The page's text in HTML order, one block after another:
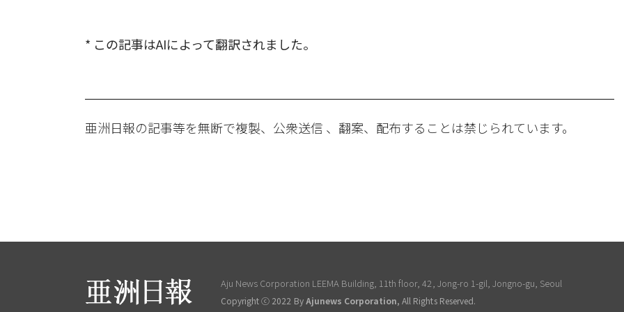
* この記事はAIによって翻訳されました。
亜洲日報の記事等を無断で複製、公衆送信 、翻案、配布することは禁じられています。
Aju News Corporation LEEMA Building, 11th floor, 42, Jong-ro 1-gil, Jongno-gu, Seoul
Copyright ⓒ 2022 ByAjunews Corporation, All Rights Reserved.